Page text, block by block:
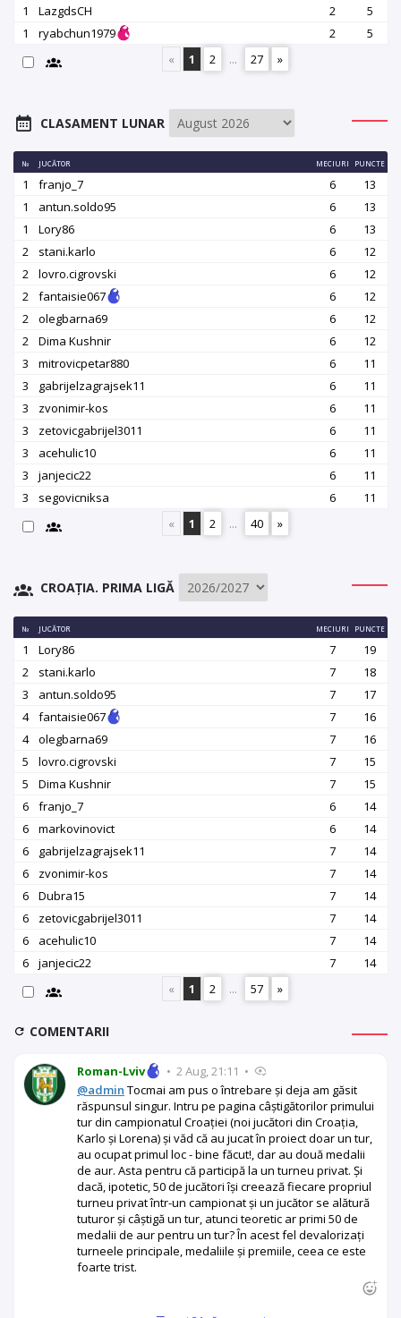
1
LazgdsCH 2
5
1
ryabchun1979 2
5
«
1 2 ... 27 »
CLASAMENT LUNAR
№ JUCĂTOR MECIURI PUNCTE
1 franjo_7 6
13
1
antun.soldo95 6
13
1
Lory86 6
13
2
stani.karlo 6
12
2
lovro.cigrovski 6
12
2
fantaisie067 6
12
2
olegbarna69 6
12
2
Dima Kushnir 6
12
3
mitrovicpetar880 6
11
3
gabrijelzagrajsek11 6
11
3
zvonimir-kos 6
11
3
zetovicgabrijel3011 6
11
3
acehulic10 6
11
3
janjecic22 6
11
3
segovicniksa 6
11
«
1 2 ... 40 »
CROAȚIA. PRIMA LIGĂ
№ JUCĂTOR MECIURI PUNCTE
1 Lory86 7
19
2
stani.karlo 7
18
3
antun.soldo95 7
17
4
fantaisie067 7
16
4
olegbarna69 7
16
5
lovro.cigrovski 7
15
5
Dima Kushnir 7
15
6
franjo_7 6
14
6
markovinovict 6
14
6
gabrijelzagrajsek11 7
14
6
zvonimir-kos 7
14
6
Dubra15 7
14
6
zetovicgabrijel3011 7
14
6
acehulic10 7
14
6
janjecic22 7
14
«
1 2 ... 57 »
COMENTARII
Roman-Lviv • 2 Aug, 21:11 •
@admin Tocmai am pus o întrebare și deja am găsit
răspunsul singur. Intru pe pagina câștigătorilor primului
tur din campionatul Croației (noi jucători din Croația,
Karlo și Lorena) și văd că au jucat în proiect doar un tur,
au ocupat primul loc - bine făcut!, dar au două medalii
de aur. Asta pentru că participă la un turneu privat. Și
dacă, ipotetic, 50 de jucători își creează fiecare propriul
turneu privat într-un campionat și un jucător se alătură
tuturor și câștigă un tur, atunci teoretic ar primi 50 de
medalii de aur pentru un tur? În acest fel devalorizați
turneele principale, medaliile și premiile, ceea ce este
foarte trist.